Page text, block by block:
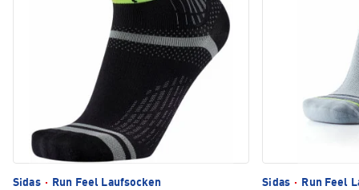
Sidas ·
Run Feel Laufsocken
Sidas ·
Run Feel